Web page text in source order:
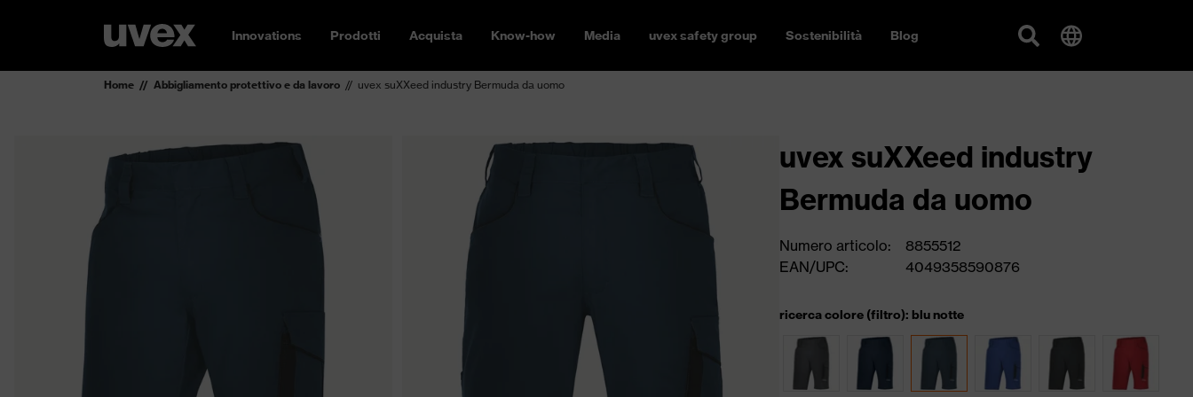
Innovations Prodotti Acquista Know-how Media uvex safety group Sostenibilità Blog
Home Abbigliamento protettivo e da lavoro uvex suXXeed industry Bermuda da uomo
uvex suXXeed industry
Bermuda da uomo
Numero articolo:
8855512
EAN/UPC:
4049358590876
ricerca colore (filtro): blu notte